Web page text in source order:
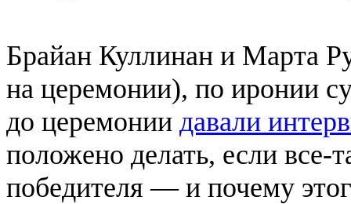
Брайан Куллинан и Марта
на церемонии), по иронии
до церемонии давали
положено делать, если все-
победителя — и почему